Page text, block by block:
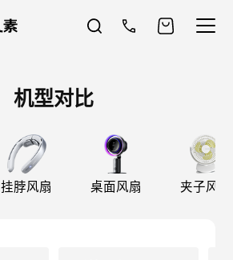
机型对比
挂脖风扇 桌面风扇 夹子风扇